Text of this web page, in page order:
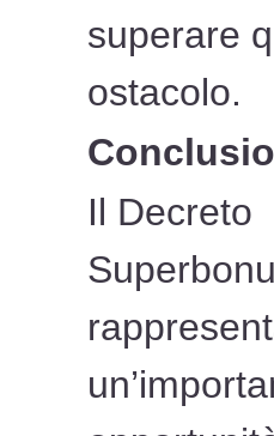
superare
ostacolo.
Il Decreto